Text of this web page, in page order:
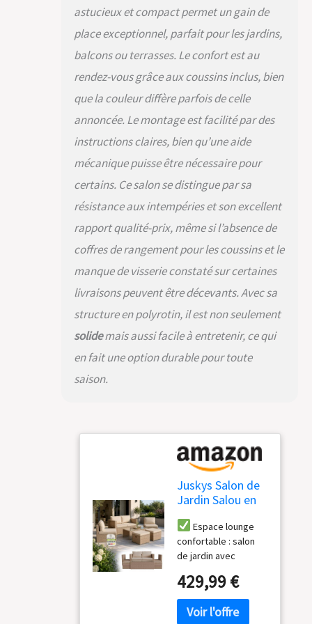
charge élevée,
jusqu'à 160 kg par
place assise
Design élégant :
design rectiligne &
au tressage en
polyrotin tendance ;
aspect moderne &
élégant ; très
espace extérieur
Entretien facile : coin
facile d'entretien ; le
polyrotin se nettoie
chiffon humide ;
plateau en verre
facile à nettoyer ;
housses lavables en
tissu polyester
robuste
astucieux et compact permet un gain de
place exceptionnel, parfait pour les jardins,
balcons ou terrasses. Le confort est au
rendez-vous grâce aux coussins inclus, bien
que la couleur diffère parfois de celle
annoncée. Le montage est facilité par des
instructions claires, bien qu’une aide
mécanique puisse être nécessaire pour
certains. Ce salon se distingue par sa
résistance aux intempéries et son excellent
rapport qualité-prix, même si l’absence de
coffres de rangement pour les coussins et le
manque de visserie constaté sur certaines
livraisons peuvent être décevants. Avec sa
structure en polyrotin, il est non seulement
solidemais aussi facile à entretenir, ce qui
en fait une option durable pour toute
saison.
Juskys Salon de
Jardin Salou en
Espace Lounge
d'extérieur
résistant aux
intempéries pour
6 Personnes -
Coin Salon avec
Table & Coussins
Espace lounge
confortable : salon
de jardin avec
& d'assise
moelleusement
rembourrés ;
429,99 €